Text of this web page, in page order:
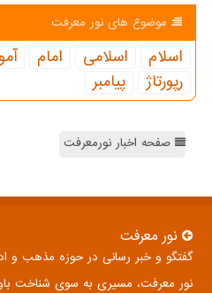
موضوع های نور معرفت
اسلام اسلامی امام
رپورتاژ
پیامبر
صفحه اخبار نورمعرفت
نور معرفت
گفتگو و خبر رسانی در حوزه مذهب و
نور معرفت، مسیری به سوی شناخت